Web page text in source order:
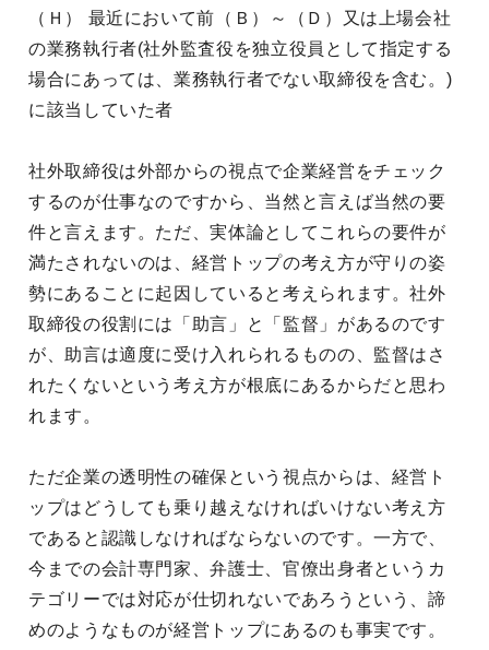
（Ｈ） 最近において前（Ｂ）～（Ｄ）又は上場会社
の業務執行者(社外監査役を独立役員として指定する
場合にあっては、業務執行者でない取締役を含む。)
に該当していた者
社外取締役は外部からの視点で企業経営をチェック
するのが仕事なのですから、当然と言えば当然の要
件と言えます。ただ、実体論としてこれらの要件が
満たされないのは、経営トップの考え方が守りの姿
勢にあることに起因していると考えられます。社外
取締役の役割には「助言」と「監督」があるのです
が、助言は適度に受け入れられるものの、監督はさ
れたくないという考え方が根底にあるからだと思わ
れます。
ただ企業の透明性の確保という視点からは、経営ト
ップはどうしても乗り越えなければいけない考え方
であると認識しなければならないのです。一方で、
今までの会計専門家、弁護士、官僚出身者というカ
テゴリーでは対応が仕切れないであろうという、諦
めのようなものが経営トップにあるのも事実です。